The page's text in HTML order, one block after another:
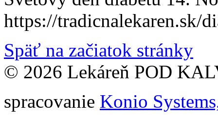
https://tradicnalekaren.sk/
Späť na začiatok stránky
© 2026 Lekáreň POD
spracovanie Konio